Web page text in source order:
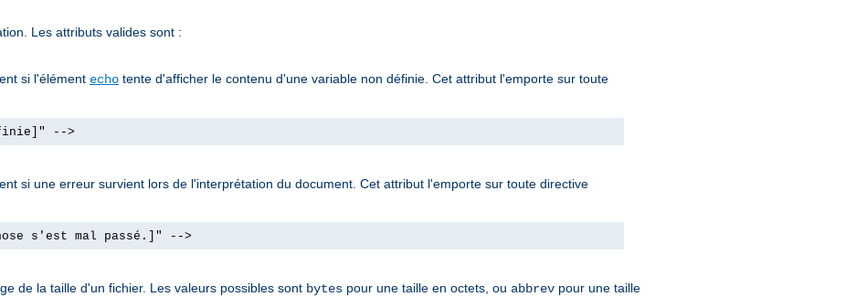
Les attributs valides sont :
si l'élément echo tente d'afficher le contenu d'une variable non définie. Cet attribut l'emporte sur toute
-->
si une erreur survient lors de l'interprétation du document. Cet attribut l'emporte sur toute directive
s'est mal passé.]" -->
de la taille d'un fichier. Les valeurs possibles sont bytes pour une taille en octets, ou abbrev pour une taille